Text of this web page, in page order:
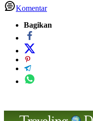
Komentar
Bagikan